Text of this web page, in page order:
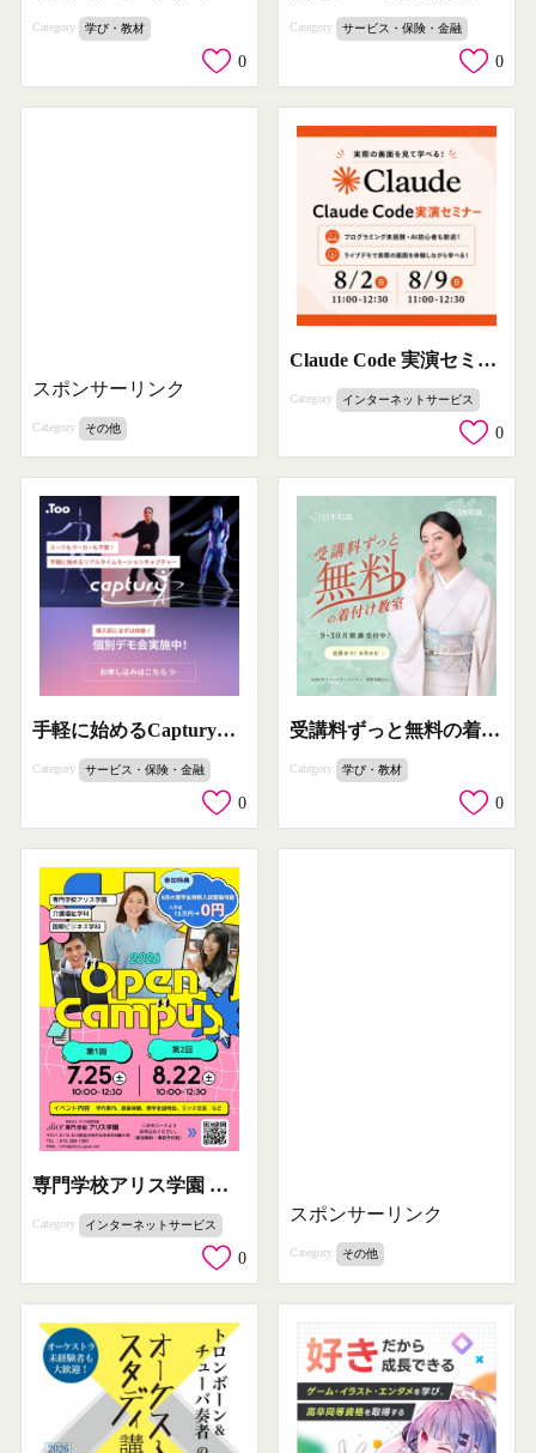
Category 学び・教材
0
Category サービス・保険・金融
0
スポンサーリンク
Category その他
Claude Code 実演セミナー（AIライブ学習）
Category インターネットサービス
0
手軽に始めるCapturyモーションキャプチャーデモ
Category サービス・保険・金融
0
受講料ずっと無料の着付け教室
Category 学び・教材
0
専門学校アリス学園 オープンキャンパス2026
Category インターネットサービス
0
スポンサーリンク
Category その他